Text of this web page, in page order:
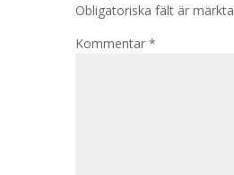
Obligatoriska fält är märkta
Kommentar *